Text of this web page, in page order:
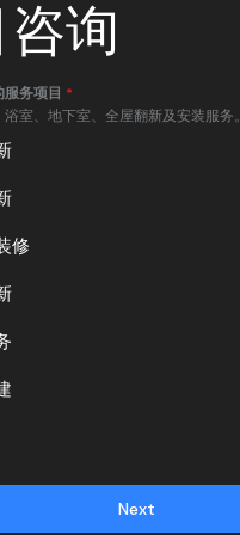
询
务项目 *
室、地下室、全屋翻新及安装服务。
修
Next